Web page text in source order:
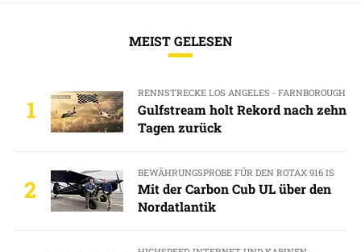
MEIST GELESEN
1
RENNSTRECKE LOS ANGELES - FARNBOROUGH
Gulfstream holt Rekord nach zehn
Tagen zurück
2
BEWÄHRUNGSPROBE FÜR DEN ROTAX 916 IS
Mit der Carbon Cub UL über den
Nordatlantik